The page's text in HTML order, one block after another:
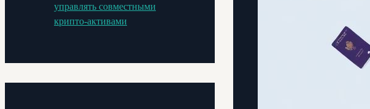
управлять совместными
крипто-активами